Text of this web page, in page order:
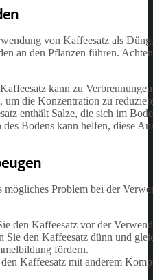
von Kaffeesatz als
an den Pflanzen führen.
kann zu
um die Konzentration zu
enthält Salze, die sich im
Bodens kann helfen, diese
Problem bei der
den Kaffeesatz vor der
Sie den Kaffeesatz dünn und
fördern.
Kaffeesatz mit anderem